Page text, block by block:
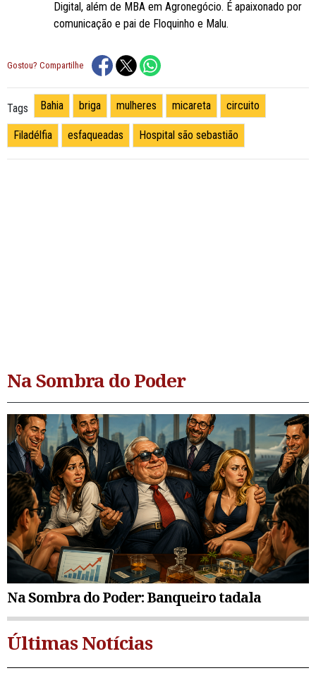
Digital, além de MBA em Agronegócio. É apaixonado por
comunicação e pai de Floquinho e Malu.
Gostou? Compartilhe
Tags Bahia briga mulheres micareta circuito
Filadélfia esfaqueadas Hospital são sebastião
Na Sombra do Poder
Na Sombra do Poder: Banqueiro tadala
Últimas Notícias